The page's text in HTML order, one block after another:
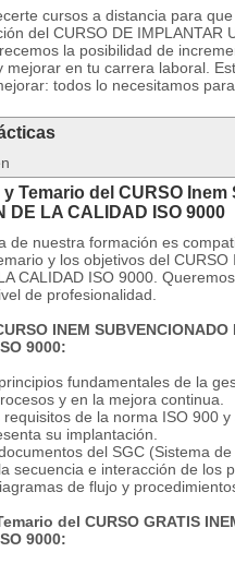
cursos a distancia para
del CURSO DE IMPLANTAR
la posibilidad de
mejorar en tu carrera laboral.
todos lo necesitamos
Temario del CURSO Inem
DE LA CALIDAD ISO 9000
de nuestra formación es
y los objetivos del
CALIDAD ISO 9000.
de profesionalidad.
INEM SUBVENCIONADO
9000:
fundamentales de la
y en la mejora continua.
de la norma ISO 900
su implantación.
del SGC (Sistema
secuencia e interacción de los
de flujo y
del CURSO GRATIS
9000: